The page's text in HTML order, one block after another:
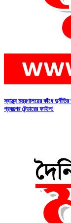
স্বাস্থ্য মন্ত্রণালয়ের কাঁধে
প্রকল্পের টেন্ডারের ফাইল!